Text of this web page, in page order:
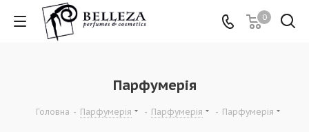
0
Парфумерія
Головна - Парфумерія - Парфумерія - Парфумерія